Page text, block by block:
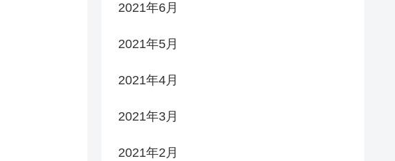
2021年6月
2021年5月
2021年4月
2021年3月
2021年2月